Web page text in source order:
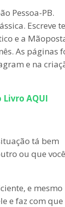
Pessoa-PB.
Escreve
e a
As páginas
e na
Livro AQUI
tá bem
ou que você
e mesmo
e faz com que